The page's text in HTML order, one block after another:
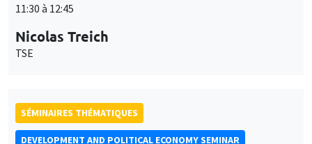
11:30 à 12:45
Nicolas Treich
TSE
SÉMINAIRES THÉMATIQUES
DEVELOPMENT AND POLITICAL ECONOMY SEMINAR